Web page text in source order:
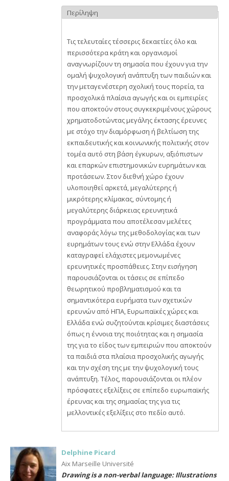
Περίληψη
Τις τελευταίες τέσσερις δεκαετίες όλο και
περισσότερα κράτη και οργανισμοί
αναγνωρίζουν τη σημασία που έχουν για την
ομαλή ψυχολογική ανάπτυξη των παιδιών και
την μεταγενέστερη σχολική τους πορεία, τα
προσχολικά πλαίσια αγωγής και οι εμπειρίες
που αποκτούν στους συγκεκριμένους χώρους
χρηματοδοτώντας μεγάλης έκτασης έρευνες
με στόχο την διαμόρφωση ή βελτίωση της
εκπαιδευτικής και κοινωνικής πολιτικής στον
τομέα αυτό στη βάση έγκυρων, αξιόπιστων
και επαρκών επιστημονικών ευρημάτων και
προτάσεων. Στον διεθνή χώρο έχουν
υλοποιηθεί αρκετά, μεγαλύτερης ή
μικρότερης κλίμακας, σύντομης ή
μεγαλύτερης διάρκειας ερευνητικά
προγράμματα που αποτέλεσαν μελέτες
αναφοράς λόγω της μεθοδολογίας και των
ευρημάτων τους ενώ στην Ελλάδα έχουν
καταγραφεί ελάχιστες μεμονωμένες
ερευνητικές προσπάθειες. Στην εισήγηση
παρουσιάζονται οι τάσεις σε επίπεδο
θεωρητικού προβληματισμού και τα
σημαντικότερα ευρήματα των σχετικών
ερευνών από ΗΠΑ, Ευρωπαϊκές χώρες και
Ελλάδα ενώ συζητούνται κρίσιμες διαστάσεις
όπως η έννοια της ποιότητας και η σημασία
της για το είδος των εμπειριών που αποκτούν
τα παιδιά στα πλαίσια προσχολικής αγωγής
και την σχέση της με την ψυχολογική τους
ανάπτυξη. Τέλος, παρουσιάζονται οι πλέον
πρόσφατες εξελίξεις σε επίπεδο ευρωπαϊκής
έρευνας και της σημασίας της για τις
μελλοντικές εξελίξεις στο πεδίο αυτό.
Delphine Picard
Aix Marseille Université
Drawing is a non-verbal language: Illustrations